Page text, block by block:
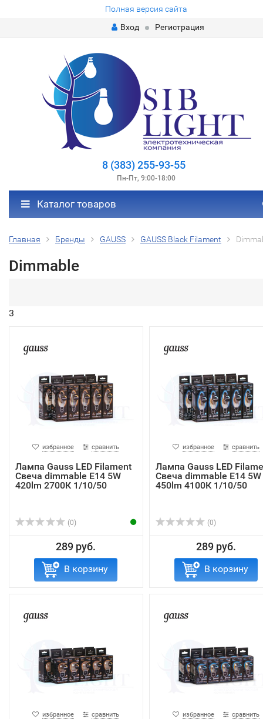
Полная версия сайта
Вход
Регистрация
8 (383) 255-93-55
Пн-Пт, 9:00-18:00
Каталог товаров
Главная Бренды GAUSS GAUSS Black Filament
Dimmable
3
избранное сравнить
Лампа Gauss LED Filament
Свеча dimmable E14 5W
420lm 2700К 1/10/50
(0)
289 руб.
В корзину
избранное сравнить
Лампа Gauss LED
Свеча dimmable E14 5W
450lm 4100К 1/10/50
(0)
289 руб.
В корзину
избранное сравнить избранное сравнить